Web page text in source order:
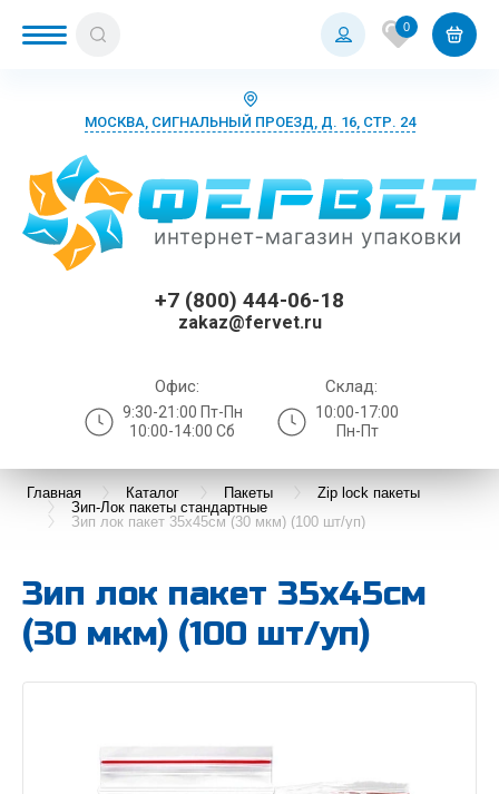
0
МОСКВА, СИГНАЛЬНЫЙ ПРОЕЗД, Д. 16, СТР. 24
+7 (800) 444-06-18
zakaz@fervet.ru
Офис:
9:30-21:00 Пт-Пн
10:00-14:00 Сб
Склад:
10:00-17:00
Пн-Пт
Главная Каталог Пакеты
Zip lock пакеты
Зип-Лок пакеты стандартные
Зип лок пакет 35х45см (30 мкм) (100 шт/уп)
Зип лок пакет 35х45см
(30 мкм) (100 шт/уп)